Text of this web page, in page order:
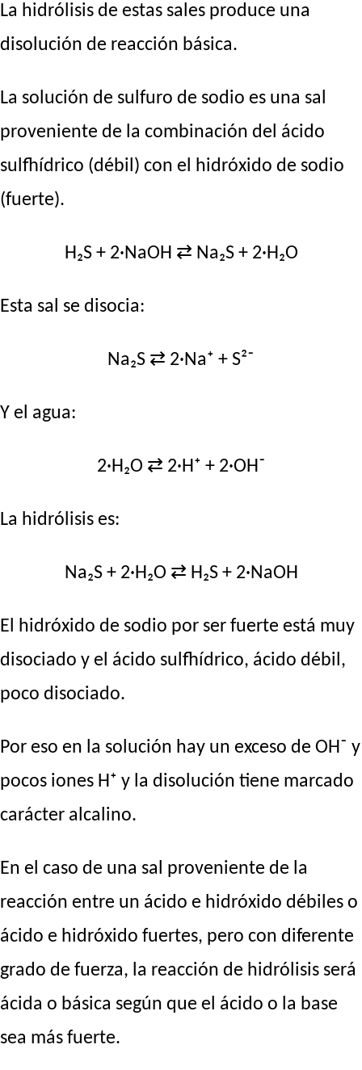
La hidrólisis de estas sales produce una
disolución de reacción básica.
La solución de sulfuro de sodio es una sal
proveniente de la combinación del ácido
sulfhídrico (débil) con el hidróxido de sodio
(fuerte).
H₂S + 2·NaOH ⇄ Na₂S + 2·H₂O
Esta sal se disocia:
Na₂S ⇄ 2·Na⁺ + S²⁻
Y el agua:
2·H₂O ⇄ 2·H⁺ + 2·OH⁻
La hidrólisis es:
Na₂S + 2·H₂O ⇄ H₂S + 2·NaOH
El hidróxido de sodio por ser fuerte está muy
disociado y el ácido sulfhídrico, ácido débil,
poco disociado.
Por eso en la solución hay un exceso de OH⁻ y
pocos iones H⁺ y la disolución tiene marcado
carácter alcalino.
En el caso de una sal proveniente de la
reacción entre un ácido e hidróxido débiles o
ácido e hidróxido fuertes, pero con diferente
grado de fuerza, la reacción de hidrólisis será
ácida o básica según que el ácido o la base
sea más fuerte.